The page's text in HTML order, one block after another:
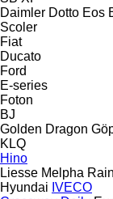
Daimler Dotto Eos
Scoler
Fiat
Ducato
Ford
E-series
Foton
BJ
Golden Dragon
KLQ
Hino
Liesse Melpha
Hyundai IVECO